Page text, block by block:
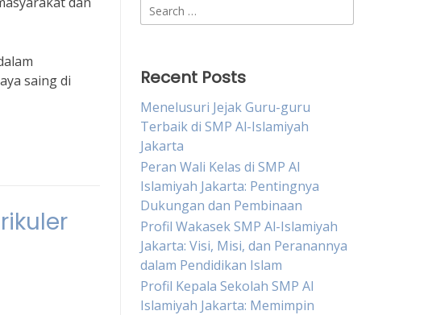
saing di
Search
for:
Recent Posts
Menelusuri Jejak Guru-guru
Terbaik di SMP Al-Islamiyah
Jakarta
Peran Wali Kelas di SMP Al
Islamiyah Jakarta: Pentingnya
Dukungan dan Pembinaan
Profil Wakasek SMP Al-Islamiyah
Jakarta: Visi, Misi, dan Peranannya
dalam Pendidikan Islam
Profil Kepala Sekolah SMP Al
Islamiyah Jakarta: Memimpin